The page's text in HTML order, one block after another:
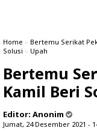
Home » Bertemu Serikat
Solusi » Upah
Bertemu
Kamil Beri
Editor: Anonim
Jumat, 24 Desember 2021 -